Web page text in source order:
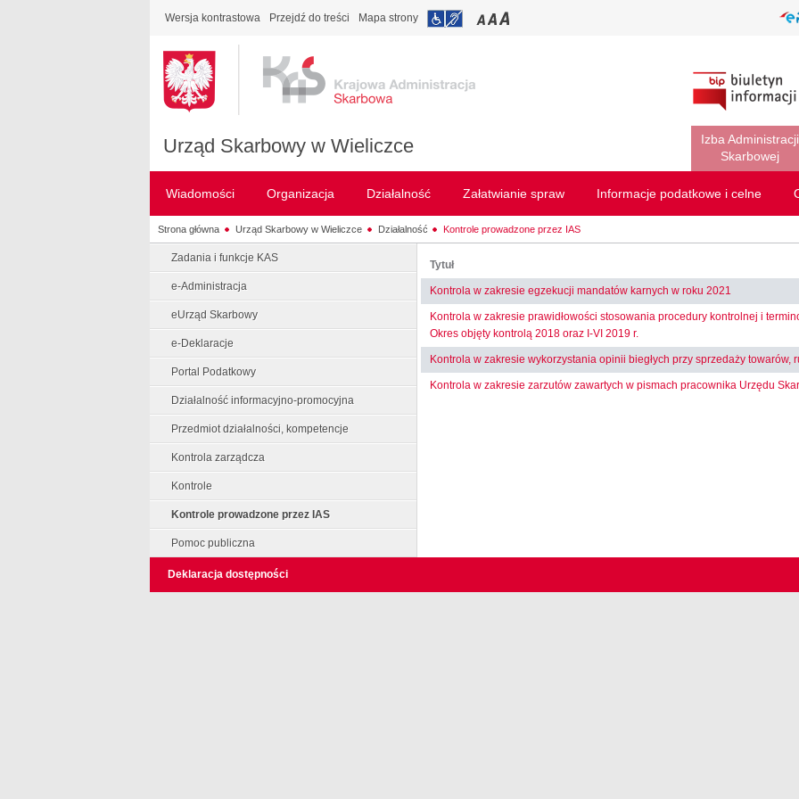
Wersja kontrastowa Przejdź do treści Mapa strony
Urząd Skarbowy w Wieliczce
Izba Administracji
Skarbowej
Wiadomości Organizacja Działalność Załatwianie spraw Informacje podatkowe i celne
Strona główna Urząd Skarbowy w Wieliczce Działalność Kontrole prowadzone przez IAS
Zadania i funkcje KAS
e-Administracja
eUrząd Skarbowy
e-Deklaracje
Portal Podatkowy
Działalność informacyjno-promocyjna
Przedmiot działalności, kompetencje
Kontrola zarządcza
Kontrole
Kontrole prowadzone przez IAS
Pomoc publiczna
Tytuł
Kontrola w zakresie egzekucji mandatów karnych w roku 2021
Kontrola w zakresie prawidłowości stosowania procedury kontrolnej i
Okres objęty kontrolą 2018 oraz I-VI 2019 r.
Kontrola w zakresie wykorzystania opinii biegłych przy sprzedaży towarów,
Kontrola w zakresie zarzutów zawartych w pismach pracownika Urzędu
Deklaracja dostępności